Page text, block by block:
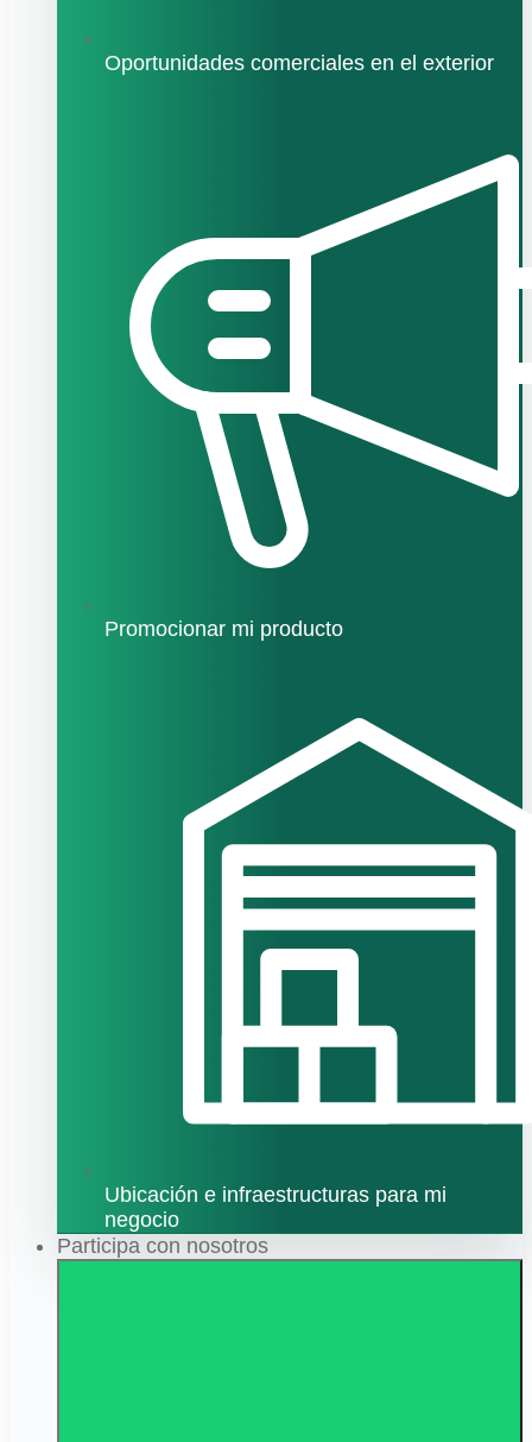
Oportunidades comerciales en el exterior
Promocionar mi producto
Ubicación e infraestructuras para mi
negocio
Participa con nosotros